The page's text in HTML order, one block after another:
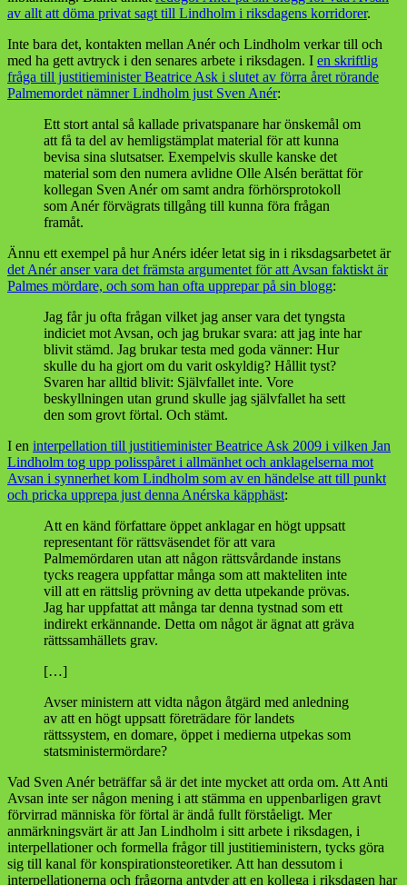
av allt att döma privat sagt till Lindholm i riksdagens korridorer.
Inte bara det, kontakten mellan Anér och Lindholm verkar till och
med ha gett avtryck i den senares arbete i riksdagen. I en skriftlig
fråga till justitieminister Beatrice Ask i slutet av förra året rörande
Palmemordet nämner Lindholm just Sven Anér:
Ett stort antal så kallade privatspanare har önskemål om
att få ta del av hemligstämplat material för att kunna
bevisa sina slutsatser. Exempelvis skulle kanske det
material som den numera avlidne Olle Alsén berättat för
kollegan Sven Anér om samt andra förhörsprotokoll
som Anér förvägrats tillgång till kunna föra frågan
framåt.
Ännu ett exempel på hur Anérs idéer letat sig in i riksdagsarbetet är
det Anér anser vara det främsta argumentet för att Avsan faktiskt är
Palmes mördare, och som han ofta upprepar på sin blogg:
Jag får ju ofta frågan vilket jag anser vara det tyngsta
indiciet mot Avsan, och jag brukar svara: att jag inte har
blivit stämd. Jag brukar testa med goda vänner: Hur
skulle du ha gjort om du varit oskyldig? Hållit tyst?
Svaren har alltid blivit: Självfallet inte. Vore
beskyllningen utan grund skulle jag självfallet ha sett
den som grovt förtal. Och stämt.
I en interpellation till justitieminister Beatrice Ask 2009 i vilken Jan
Lindholm tog upp polisspåret i allmänhet och anklagelserna mot
Avsan i synnerhet kom Lindholm som av en händelse att till punkt
och pricka upprepa just denna Anérska käpphäst:
Att en känd författare öppet anklagar en högt uppsatt
representant för rättsväsendet för att vara
Palmemördaren utan att någon rättsvårdande instans
tycks reagera uppfattar många som att makteliten inte
vill att en rättslig prövning av detta utpekande prövas.
Jag har uppfattat att många tar denna tystnad som ett
indirekt erkännande. Detta om något är ägnat att gräva
rättssamhällets grav.
[…]
Avser ministern att vidta någon åtgärd med anledning
av att en högt uppsatt företrädare för landets
rättssystem, en domare, öppet i medierna utpekas som
statsministermördare?
Vad Sven Anér beträffar så är det inte mycket att orda om. Att Anti
Avsan inte ser någon mening i att stämma en uppenbarligen gravt
förvirrad människa för förtal är ändå fullt förståeligt. Mer
anmärkningsvärt är att Jan Lindholm i sitt arbete i riksdagen, i
interpellationer och formella frågor till justitieministern, tycks göra
sig till kanal för konspirationsteoretiker. Att han dessutom i
interpellationerna och frågorna antyder att en kollega i riksdagen har